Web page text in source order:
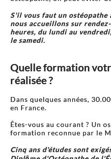
S'il vous faut un ostéopathe
nous accueillons sur
heures, du lundi au
le samedi.
Quelle formation
réalisée ?
Dans quelques années,
en France.
Êtes-vous au courant ? Un
formation reconnue par le
Cinq ans d'études sont